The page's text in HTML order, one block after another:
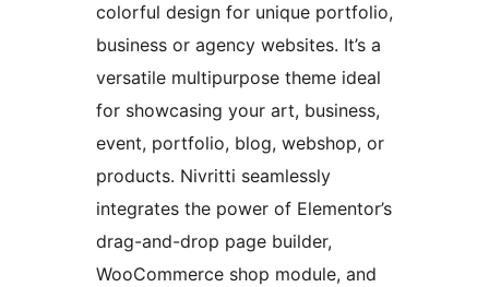
colorful design for unique portfolio,
business or agency websites. It’s a
versatile multipurpose theme ideal
for showcasing your art, business,
event, portfolio, blog, webshop, or
products. Nivritti seamlessly
integrates the power of Elementor’s
drag-and-drop page builder,
WooCommerce shop module, and